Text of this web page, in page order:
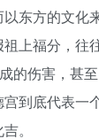
东方的文化
上福分，往
的伤害，甚至
到底代表一
。